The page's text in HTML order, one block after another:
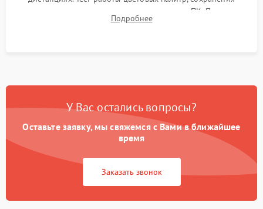
термограмм в память и передачи данных на ПК. Проверка
автономности работы и итоговый контроль качества.
Подробнее
У Вас остались вопросы?
Оставьте заявку, мы свяжемся с Вами в ближайшее
время
Заказать звонок